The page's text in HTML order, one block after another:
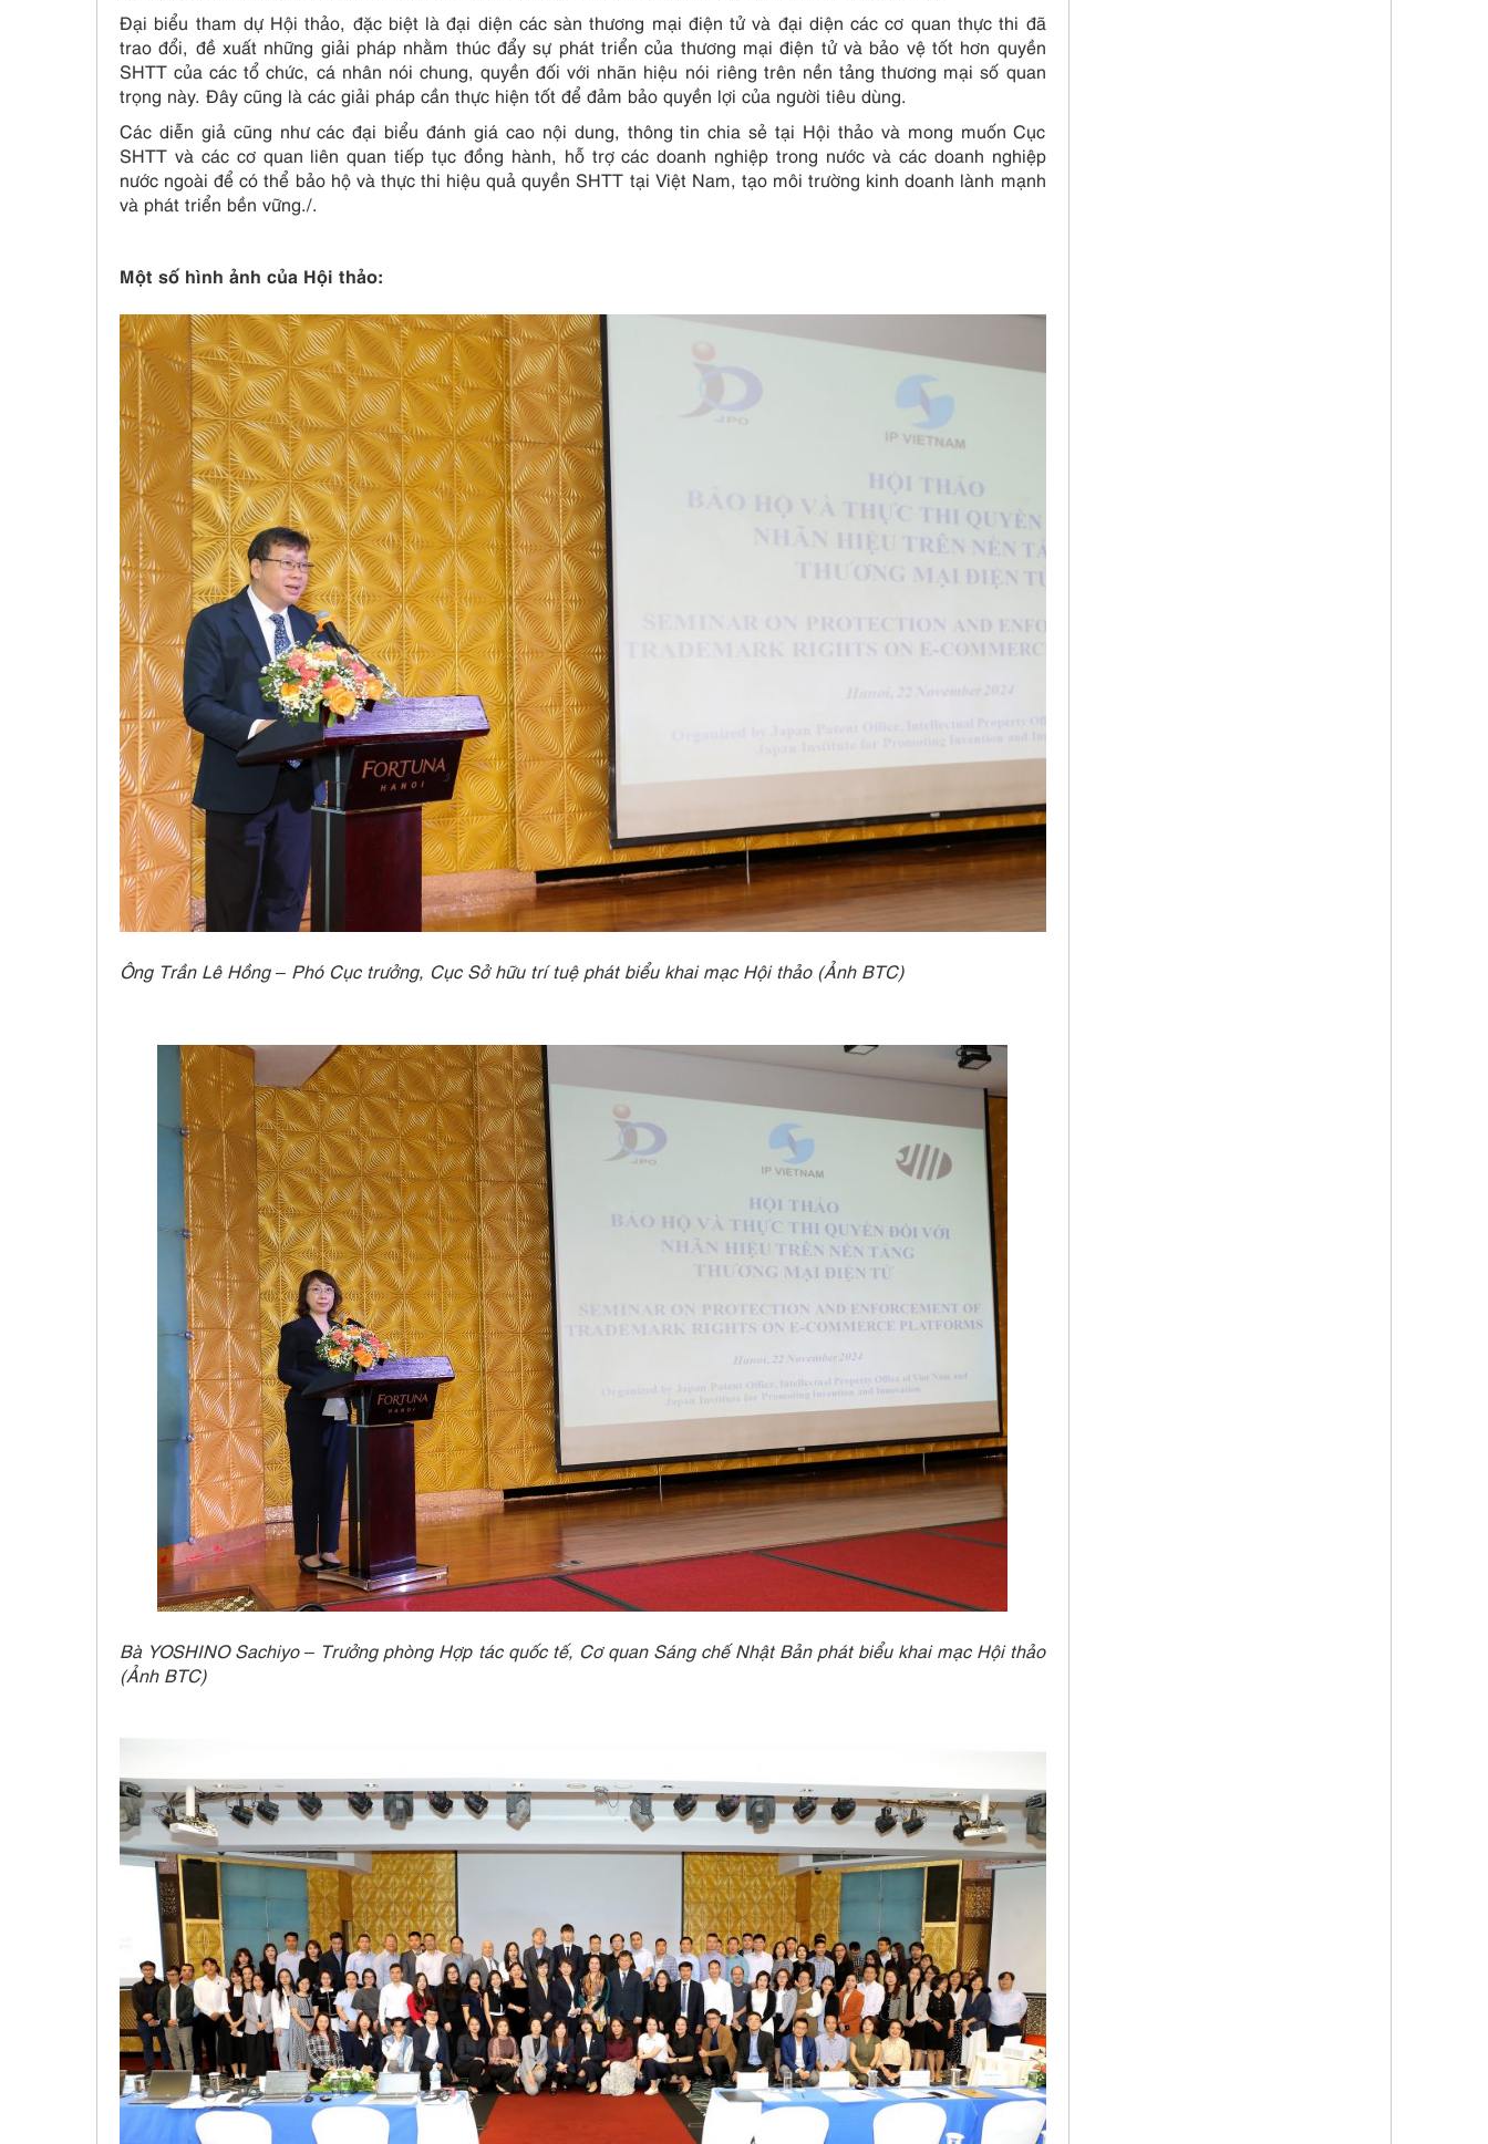
Đại biểu tham dự Hội thảo, đặc biệt là đại diện các sàn thương mại điện tử và đại diện các cơ quan thực thi đã
trao đổi, đề xuất những giải pháp nhằm thúc đẩy sự phát triển của thương mại điện tử và bảo vệ tốt hơn quyền
SHTT của các tổ chức, cá nhân nói chung, quyền đối với nhãn hiệu nói riêng trên nền tảng thương mại số quan
trọng này. Đây cũng là các giải pháp cần thực hiện tốt để đảm bảo quyền lợi của người tiêu dùng.
Các diễn giả cũng như các đại biểu đánh giá cao nội dung, thông tin chia sẻ tại Hội thảo và mong muốn Cục
SHTT và các cơ quan liên quan tiếp tục đồng hành, hỗ trợ các doanh nghiệp trong nước và các doanh nghiệp
nước ngoài để có thể bảo hộ và thực thi hiệu quả quyền SHTT tại Việt Nam, tạo môi trường kinh doanh lành mạnh
và phát triển bền vững./.
Một số hình ảnh của Hội thảo:
Ông Trần Lê Hồng – Phó Cục trưởng, Cục Sở hữu trí tuệ phát biểu khai mạc Hội thảo (Ảnh BTC)
Bà YOSHINO Sachiyo – Trưởng phòng Hợp tác quốc tế, Cơ quan Sáng chế Nhật Bản phát biểu khai mạc Hội thảo
(Ảnh BTC)